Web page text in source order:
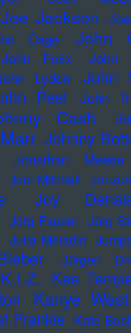
Joe Jackson
Cage John
John Foxx John
Lydon John
Peel John
Cash
Johnny
Jonathan Meese
Joni Mitchell
Joy
Jörg Fauser Jörg
Julia Meladin
Jürgen
K.I.Z. Kae
Kanye West
Frankie Kate